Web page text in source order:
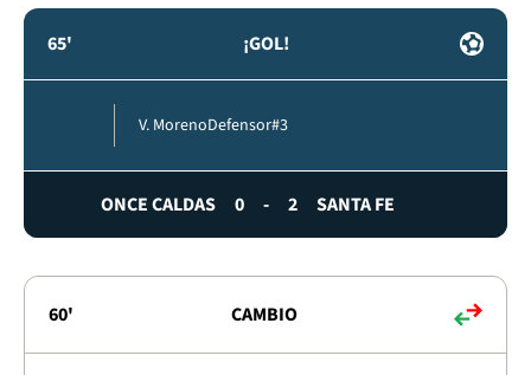
65' ¡GOL!
V. MorenoDefensor#3
ONCE CALDAS 0 - 2 SANTA FE
60' CAMBIO